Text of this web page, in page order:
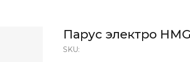
Парус электро
SKU: